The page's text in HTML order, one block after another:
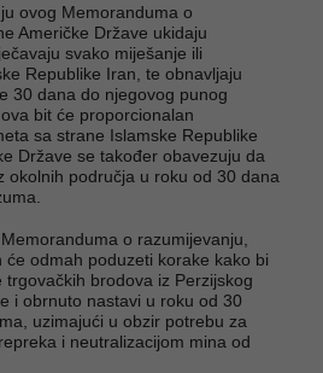
ovog Memoranduma o
Američke Države ukidaju
svako miješanje ili
Republike Iran, te obnavljaju
30 dana do njegovog punog
bit će proporcionalan
sa strane Islamske Republike
Države se također obavezuju da
okolnih područja u roku od 30 dana
o razumijevanju,
će odmah poduzeti korake kako bi
brodova iz Perzijskog
i obrnuto nastavi u roku od 30
uzimajući u obzir potrebu za
i neutralizacijom mina od